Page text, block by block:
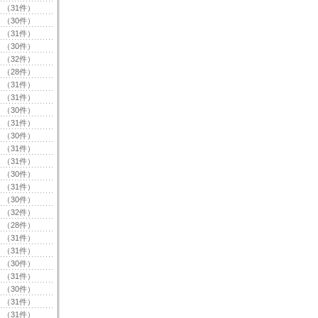
（31件）
（30件）
（31件）
（30件）
（32件）
（28件）
（31件）
（31件）
（30件）
（31件）
（30件）
（31件）
（31件）
（30件）
（31件）
（30件）
（32件）
（28件）
（31件）
（31件）
（30件）
（31件）
（30件）
（31件）
（31件）